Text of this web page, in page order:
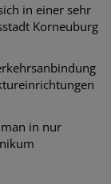
in einer sehr
Korneuburg
in nur